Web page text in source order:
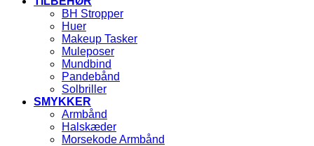
BH Stropper
Huer
Makeup Tasker
Muleposer
Mundbind
Pandebånd
Solbriller
SMYKKER
Armbånd
Halskæder
Morsekode Armbånd